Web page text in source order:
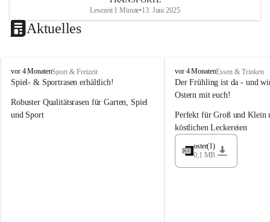
Lesezeit 1 Minute•13. Juni 2025
Aktuelles
M
a
e
r
vor 4 MonatenSport & Freizeit
Spiel- & Sportrasen erhältlich!
Robuster Qualitätsrasen für Garten, Spiel
und Sport
M
a
y
r
G
ü
e
vor 4 MonatenEssen & Trinken
Der Frühling ist da - und
Ostern mit euch!
Perfekt für Groß und Klein
köstlichen Leckereien
oster(1)
0,1 MB